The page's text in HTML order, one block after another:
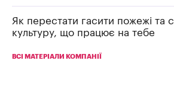
Як перестати гасити пожежі та
культуру, що працює на тебе
ВСІ МАТЕРІАЛИ КОМПАНІЇ